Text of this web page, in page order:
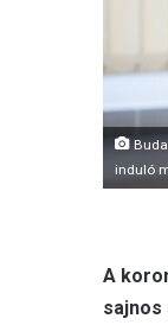
induló
A
sajnos